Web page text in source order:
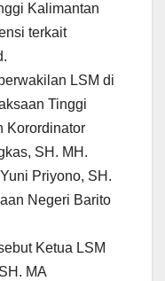
Kalimantan
terkait
LSM di
Tinggi
Korordinator
SH. MH.
Priyono, SH.
Negeri Barito
Ketua LSM
MA